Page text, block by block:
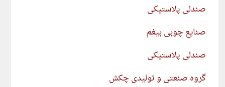
صندلی پلاستیکی
صنایع چوبی بیغم
صندلی پلاستیکی
گروه صنعتی و تولیدی چکش